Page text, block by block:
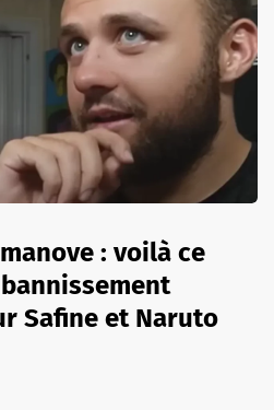
: voilà ce
Safine et Naruto